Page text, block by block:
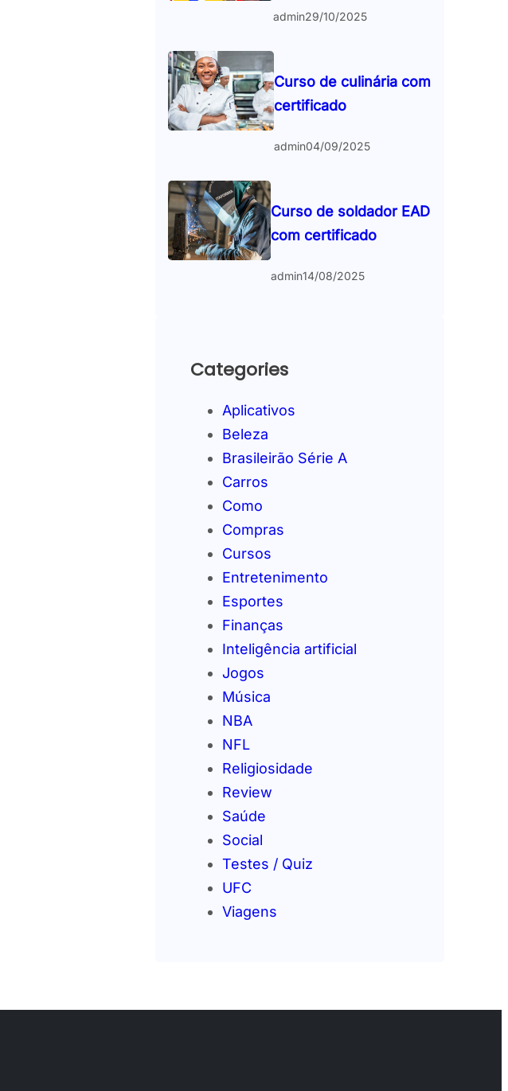
admin29/10/2025
Curso de culinária com
certificado
admin04/09/2025
Curso de soldador EAD
com certificado
admin14/08/2025
Categories
Aplicativos
Beleza
Brasileirão Série A
Carros
Como
Compras
Cursos
Entretenimento
Esportes
Finanças
Inteligência artificial
Jogos
Música
NBA
NFL
Religiosidade
Review
Saúde
Social
Testes / Quiz
UFC
Viagens